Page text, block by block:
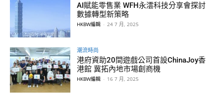
AI賦能零售業 WFH永澐科技分享會探討
數據轉型新策略
HKBW編輯 - 24 7 月, 2025
潮流時尚
港府資助20間遊戲公司首設ChinaJoy香
港館 冀拓內地市場創商機
HKBW編輯 - 16 7 月, 2025